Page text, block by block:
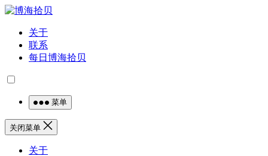
关于
联系
每日博海拾贝
菜单
关闭菜单
关于